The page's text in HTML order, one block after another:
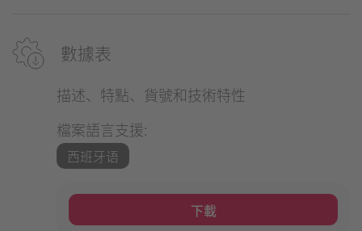
數據表
描述、特點、貨號和技術特性
檔案語言支援:
西班牙语
下載